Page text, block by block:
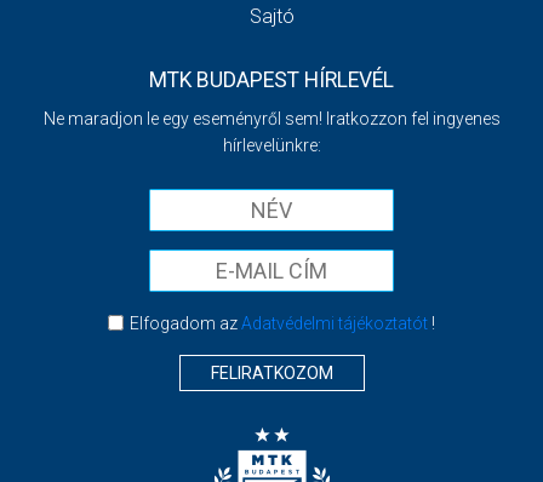
Sajtó
MTK BUDAPEST HÍRLEVÉL
Ne maradjon le egy eseményről sem! Iratkozzon fel ingyenes
hírlevelünkre:
Elfogadom azAdatvédelmi tájékoztatót!
FELIRATKOZOM